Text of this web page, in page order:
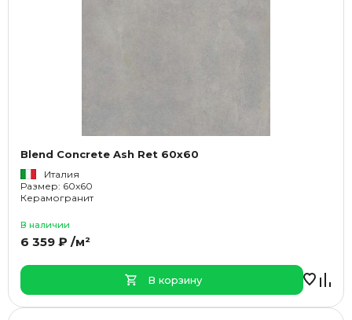
Blend Concrete Ash Ret 60x60
Италия
Размер: 60x60
Керамогранит
В наличии
6 359 ₽ /м²
В корзину